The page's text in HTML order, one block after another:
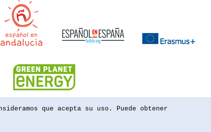
que acepta su uso. Puede obtener